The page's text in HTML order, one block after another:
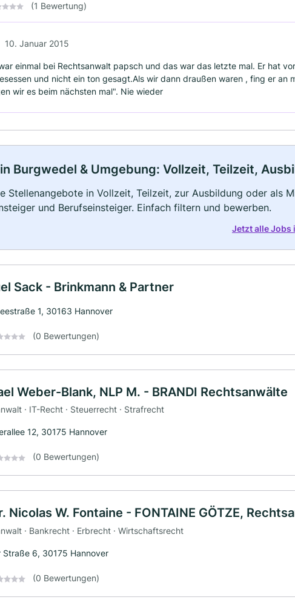
(1 Bewertung)
10. Januar 2015
einmal bei Rechtsanwalt papsch und das war das letzte mal. Er hat
und nicht ein ton gesagt.Als wir dann draußen waren , fing er an
wir es beim nächsten mal". Nie wieder
Burgwedel & Umgebung: Vollzeit, Teilzeit,
Stellenangebote in Vollzeit, Teilzeit, zur Ausbildung oder als
und Berufseinsteiger. Einfach filtern und bewerben.
Jetzt alle Jobs
Sack - Brinkmann & Partner
1, 30163 Hannover
(0 Bewertungen)
Weber-Blank, NLP M. - BRANDI Rechtsanwälte
· IT-Recht · Steuerrecht · Strafrecht
12, 30175 Hannover
(0 Bewertungen)
Nicolas W. Fontaine - FONTAINE GÖTZE,
· Bankrecht · Erbrecht · Wirtschaftsrecht
Straße 6, 30175 Hannover
(0 Bewertungen)